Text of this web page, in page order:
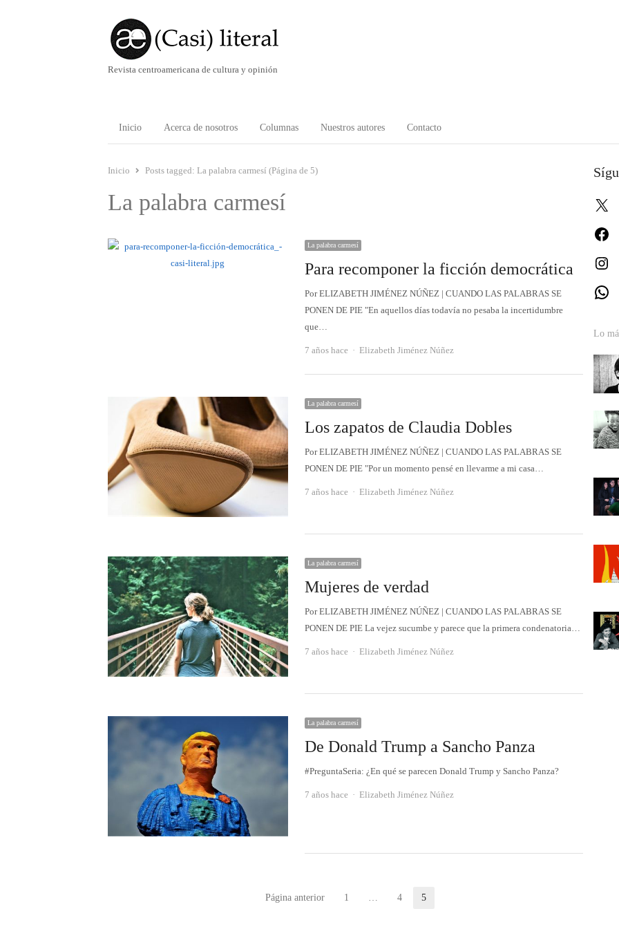
Revista centroamericana de cultura y opinión
Inicio Acerca de nosotros Columnas Nuestros autores Contacto
Inicio Posts tagged: La palabra carmesí (Página de 5)
La palabra carmesí
La palabra carmesí
Para recomponer la ficción democrática
Por ELIZABETH JIMÉNEZ NÚÑEZ | CUANDO LAS PALABRAS SE
PONEN DE PIE "En aquellos días todavía no pesaba la incertidumbre
que…
7 años hace Autor
Elizabeth Jiménez Núñez
La palabra carmesí
Los zapatos de Claudia Dobles
Por ELIZABETH JIMÉNEZ NÚÑEZ | CUANDO LAS PALABRAS SE
PONEN DE PIE "Por un momento pensé en llevarme a mi casa…
7 años hace Autor
Elizabeth Jiménez Núñez
La palabra carmesí
Mujeres de verdad
Por ELIZABETH JIMÉNEZ NÚÑEZ | CUANDO LAS PALABRAS SE
PONEN DE PIE La vejez sucumbe y parece que la primera condenatoria…
7 años hace Autor
Elizabeth Jiménez Núñez
La palabra carmesí
De Donald Trump a Sancho Panza
#PreguntaSeria: ¿En qué se parecen Donald Trump y Sancho Panza?
7 años hace Autor
Elizabeth Jiménez Núñez
Página anterior Página
1 Página
4 5
Lo